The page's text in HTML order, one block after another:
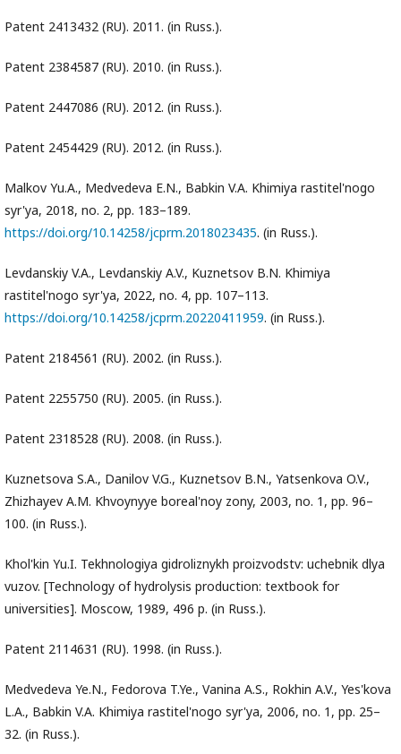
Patent 2413432 (RU). 2011. (in Russ.).
Patent 2384587 (RU). 2010. (in Russ.).
Patent 2447086 (RU). 2012. (in Russ.).
Patent 2454429 (RU). 2012. (in Russ.).
Malkov Yu.A., Medvedeva E.N., Babkin V.A. Khimiya rastitel'nogo
syr'ya, 2018, no. 2, pp. 183–189.
https://doi.org/10.14258/jcprm.2018023435. (in Russ.).
Levdanskiy V.A., Levdanskiy A.V., Kuznetsov B.N. Khimiya
rastitel'nogo syr'ya, 2022, no. 4, pp. 107–113.
https://doi.org/10.14258/jcprm.20220411959. (in Russ.).
Patent 2184561 (RU). 2002. (in Russ.).
Patent 2255750 (RU). 2005. (in Russ.).
Patent 2318528 (RU). 2008. (in Russ.).
Kuznetsova S.A., Danilov V.G., Kuznetsov B.N., Yatsenkova O.V.,
Zhizhayev A.M. Khvoynyye boreal'noy zony, 2003, no. 1, pp. 96–
100. (in Russ.).
Khol'kin Yu.I. Tekhnologiya gidroliznykh proizvodstv: uchebnik dlya
vuzov. [Technology of hydrolysis production: textbook for
universities]. Moscow, 1989, 496 p. (in Russ.).
Patent 2114631 (RU). 1998. (in Russ.).
Medvedeva Ye.N., Fedorova T.Ye., Vanina A.S., Rokhin A.V., Yes'kova
L.A., Babkin V.A. Khimiya rastitel'nogo syr'ya, 2006, no. 1, pp. 25–
32. (in Russ.).